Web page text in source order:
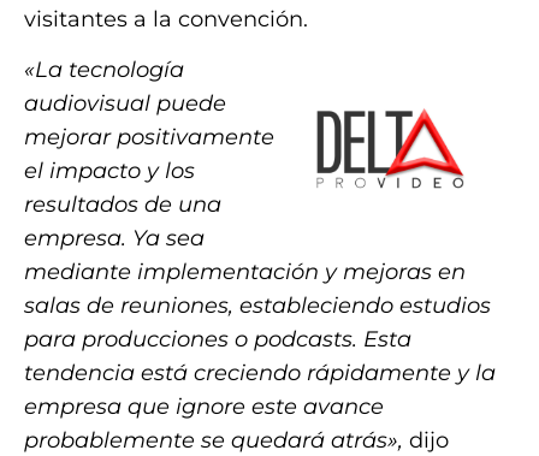
visitantes a la convención.
«La tecnología
audiovisual puede
mejorar positivamente
el impacto y los
resultados de una
empresa. Ya sea
mediante implementación y mejoras en
salas de reuniones, estableciendo estudios
para producciones o podcasts. Esta
tendencia está creciendo rápidamente y la
empresa que ignore este avance
probablemente se quedará atrás», dijo